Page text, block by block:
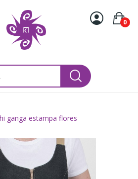
0
ganga estampa flores